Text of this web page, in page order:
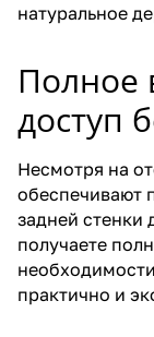
натуральное
доступ
Несмотря на
обеспечивают
задней стенки
получаете
практично и